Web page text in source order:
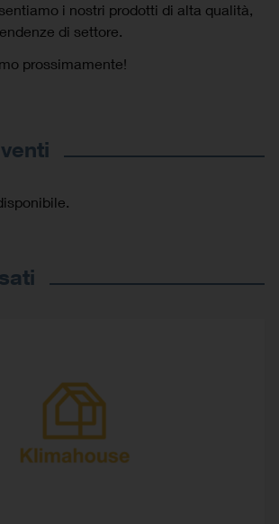
i nostri prodotti di alta qualità,
di settore.
prossimamente!